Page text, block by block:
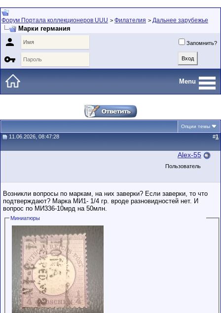
Форум Портала коллекционеров UUU > Филателия > Дальнее зарубежье
Марки германия
 Запомнить?

Menu
Опции темы
11.06.2026, 08:47:28 #1
Alex-55
Пользователь
Возникли вопросы по маркам, на них заверки? Если заверки, то что
подтверждают? Марка МИ1- 1/4 гр. вроде разновидностей нет. И
вопрос по МИ336-10мрд на 50млн.
Миниатюры